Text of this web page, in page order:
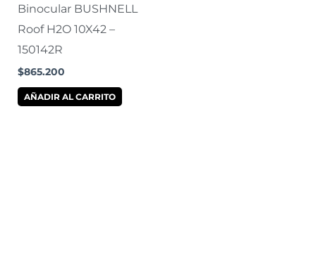
Binocular BUSHNELL
Roof H2O 10X42 –
150142R
$865.200
AÑADIR AL CARRITO